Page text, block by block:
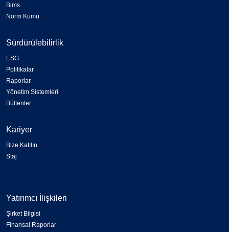
Bims
Norm Kumu
Sürdürülebilirlik
ESG
Politikalar
Raporlar
Yönetim Sistemleri
Bültenler
Kariyer
Bize Katılın
Staj
Yatırımcı İlişkileri
Şirket Bilgisi
Finansal Raporlar